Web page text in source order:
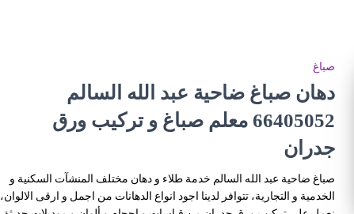
صباغ
دهان صباغ ضاحية عبد الله السالم
66405052 معلم صباغ و تركيب ورق
جدران
صباغ ضاحية عبد الله السالم خدمة طلاء و دهان مختلف المنشآت السكنية و
الخدمية و التجارية، تتوافر لدينا اجود انواع الدهانات من اجمل و ارقى الالوان،